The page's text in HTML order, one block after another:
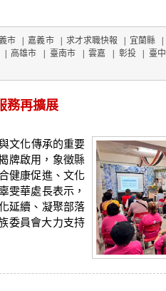
市 |嘉義市| 求才求職快報 宜蘭縣
高雄市 臺南市 |雲嘉 彰投| 臺
務再擴展
化傳承的重要
牌啟用，象徵縣
健康促進、文化
雯華處長表示，
延續、凝聚部落
會大力支持